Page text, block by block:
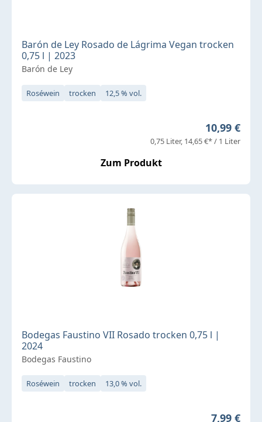
Barón de Ley Rosado de Lágrima Vegan trocken
0,75 l | 2023
Barón de Ley
Roséwein trocken 12,5 % vol.
Regulärer
10,99 €
0,75 Liter 14,65 €* / 1 Liter
Zum Produkt
Bodegas Faustino VII Rosado trocken 0,75 l |
2024
Bodegas Faustino
Roséwein trocken 13,0 % vol.
Regulärer
7,99 €